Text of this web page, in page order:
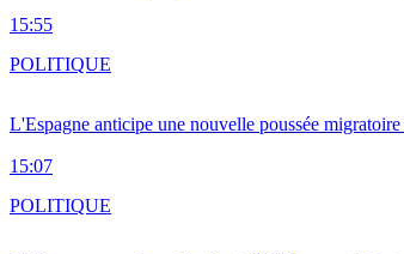
15:55
L'Espagne anticipe une nouvelle poussée migratoire
15:07
POLITIQUE
POLITIQUE